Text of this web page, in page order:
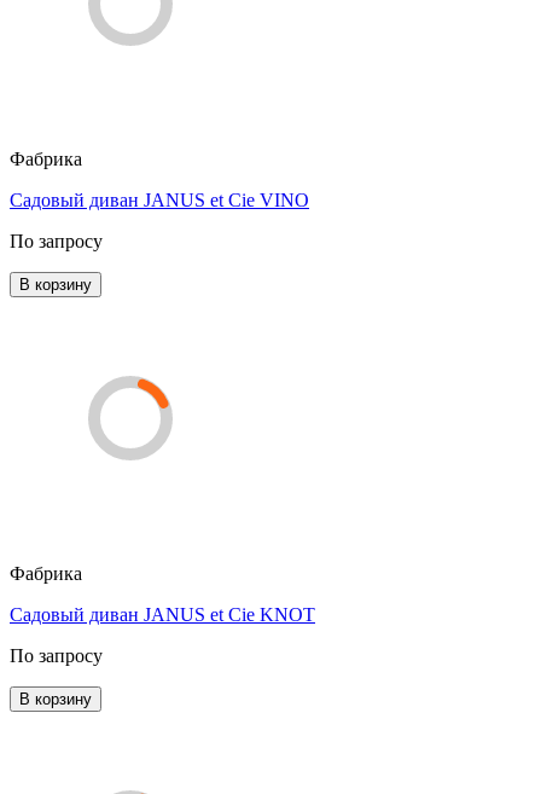
Фабрика
Садовый диван JANUS et Cie VINO
По запросу
В корзину
Фабрика
Садовый диван JANUS et Cie KNOT
По запросу
В корзину